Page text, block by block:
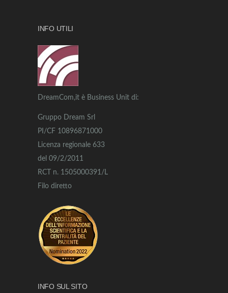
INFO UTILI
DreamCom,it è Business Unit di:
Gruppo Dream Srl
PI/CF 10896871000
Licenza regionale 633
del 09/2/2011
RCT n. 1505000391/L
Filo diretto
INFO SUL SITO